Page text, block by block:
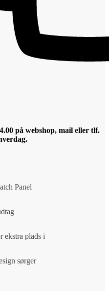
på webshop, mail eller tlf.
Panel
ekstra plads i
sørger